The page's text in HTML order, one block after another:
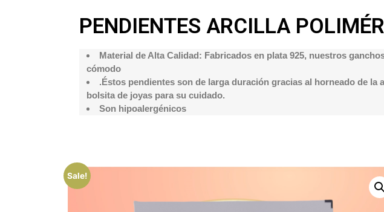
PENDIENTES ARCILLA
Material de Alta Calidad: Fabricados en plata 925, nuestros
cómodo
.Éstos pendientes son de larga duración gracias al horneado de
bolsita de joyas para su cuidado.
Son hipoalergénicos
Sale!